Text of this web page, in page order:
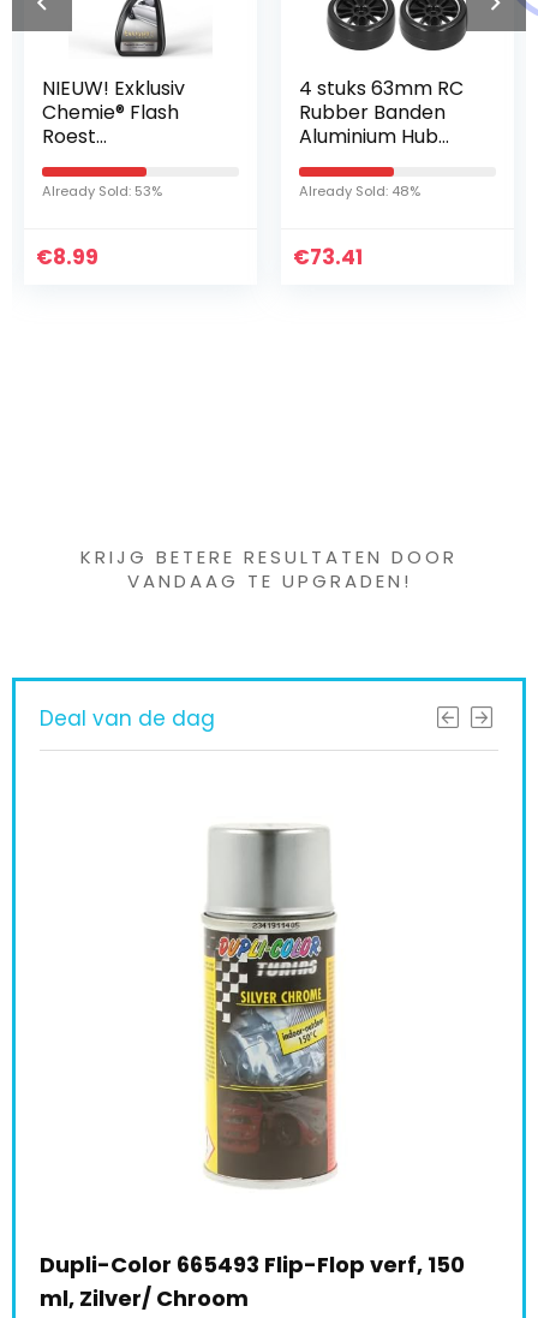
4 stuks 63mm RC
Rubber Banden
Aluminium Hub
Frame Drift Tire
RC Auto
Accessoires Fit
RC Truck…
Already Sold: 48%
€73.41
TRUSTTWO 2pc Fit
for Jeep Grand
Cherokee Front
Left Rechter Deur
Zij Embleem
Naamplaat Badge
Sticker (Color…
Already Sold: 71%
€77.56
KRIJG BETERE RESULTATEN DOOR
VANDAAG TE UPGRADEN!
Deal van de dag
Colormatic 231650 CM 2K transparante
laag met hardenmiddel, 200 ml,